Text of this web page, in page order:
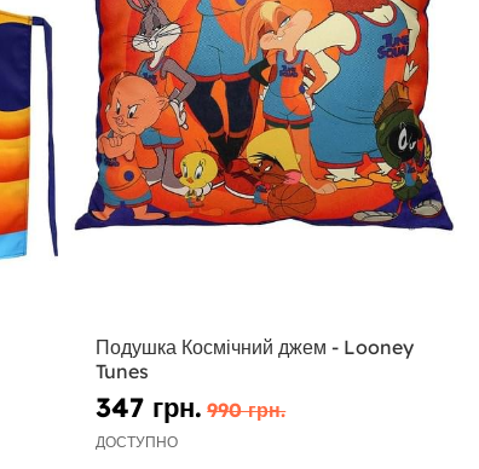
Подушка Космічний джем - Looney
Tunes
347 грн. 990 грн.
ДОСТУПНО